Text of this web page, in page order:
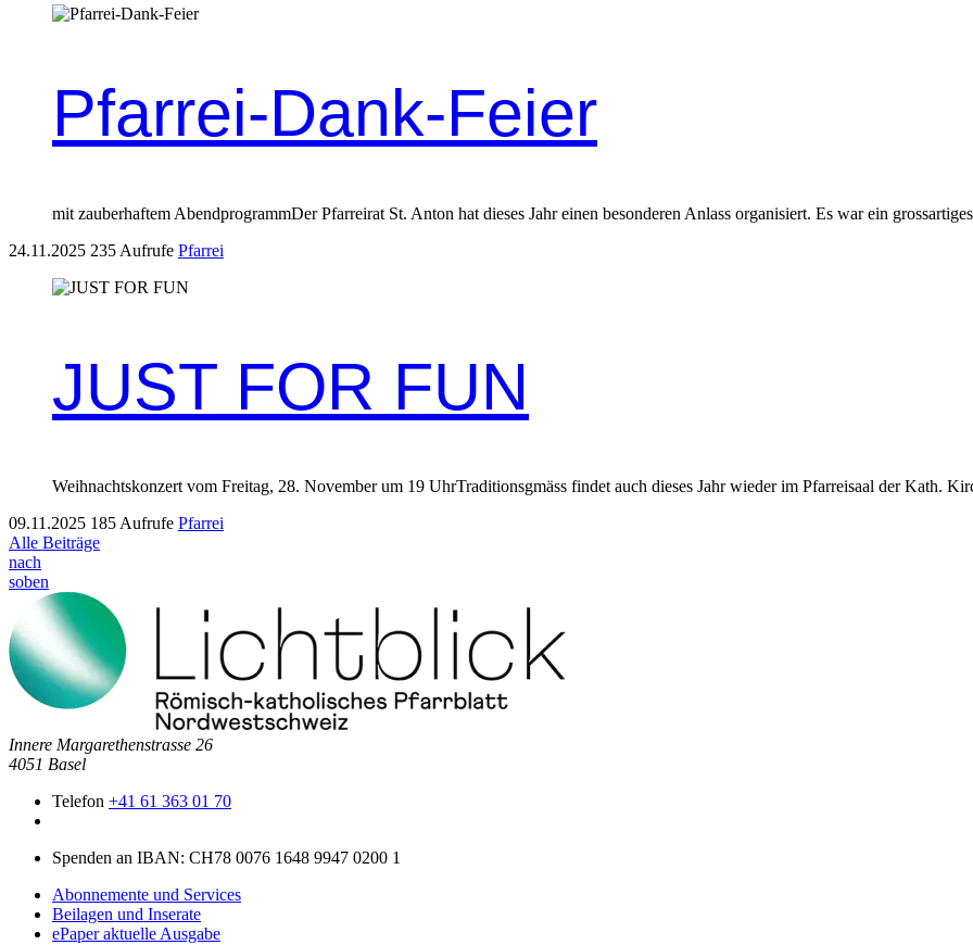
Pfarrei-Dank-Feier
mit zauber­haftem Abend­pro­grammDer Pfar­reirat St. Anton hat dieses Jahr einen beson­deren Anlass organ­isiert. Es war ein
24.11.2025 235 Aufrufe Pfarrei
JUST FOR FUN
Wei­h­nacht­skonz­ert vom Fre­itag, 28. Novem­ber um 19 UhrTra­di­tion­s­g­mäss find­et auch dieses Jahr wieder im Pfar­reisaal der Kath.
09.11.2025 185 Aufrufe Pfarrei
Alle Beiträge
nach
soben
Innere Mar­garethen­strasse 26
4051 Basel
Telefon +41 61 363 01 70
Spenden an IBAN: CH78 0076 1648 9947 0200 1
Abonnemente und Services
Beilagen und Inserate
ePaper aktuelle Ausgabe